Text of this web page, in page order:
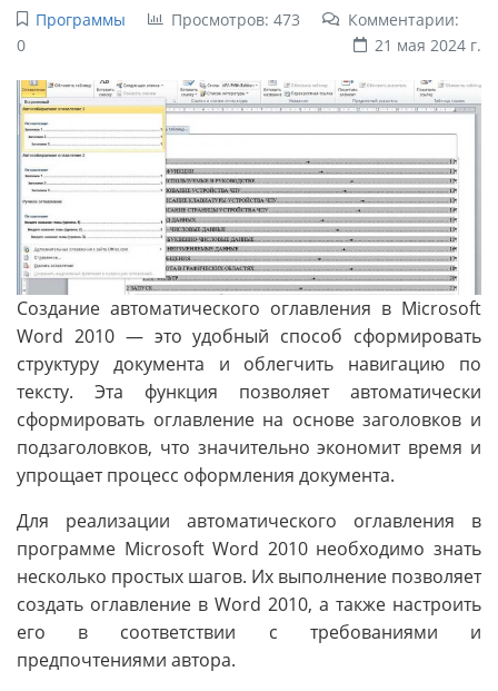
Программы Просмотров: 473
Комментарии:
0
21 мая 2024 г.
Создание автоматического оглавления в Microsoft
Word 2010 — это удобный способ сформировать
структуру документа и облегчить навигацию по
тексту. Эта функция позволяет автоматически
сформировать оглавление на основе заголовков и
подзаголовков, что значительно экономит время и
упрощает процесс оформления документа.
Для реализации автоматического оглавления в
программе Microsoft Word 2010 необходимо знать
несколько простых шагов. Их выполнение позволяет
создать оглавление в Word 2010, а также настроить
его в соответствии с требованиями и
предпочтениями автора.